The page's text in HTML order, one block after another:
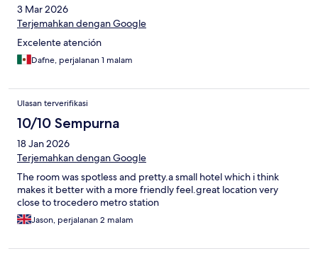
3 Mar 2026
Terjemahkan dengan Google
Excelente atención
Dafne, perjalanan 1 malam
Ulasan terverifikasi
10/10 Sempurna
18 Jan 2026
Terjemahkan dengan Google
The room was spotless and pretty.a small hotel which i think
makes it better with a more friendly feel.great location very
close to trocedero metro station
Jason, perjalanan 2 malam